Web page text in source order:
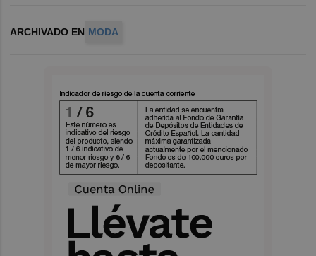
ARCHIVADO EN MODA